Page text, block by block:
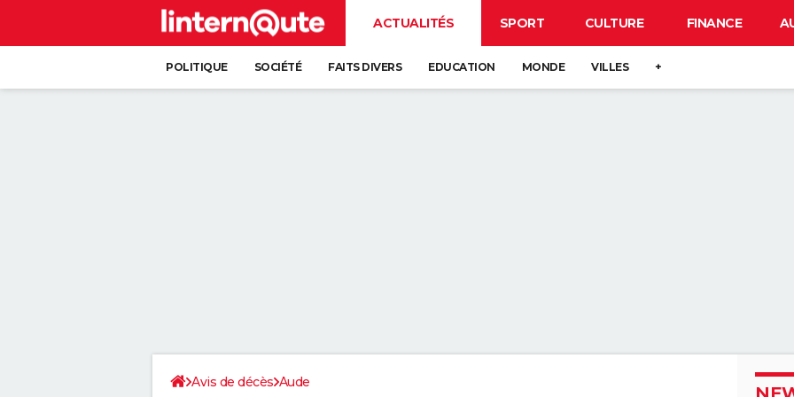
ACTUALITÉS SPORT CULTURE FINANCE
POLITIQUE SOCIÉTÉ FAITS DIVERS EDUCATION MONDE VILLES +
Avis de décès Aude